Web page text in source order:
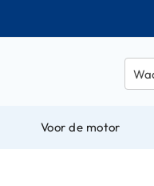
Voor de motor